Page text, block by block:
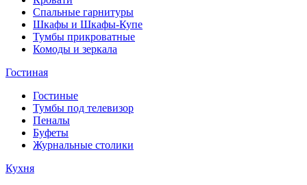
Спальные гарнитуры
Шкафы и Шкафы-Купе
Тумбы прикроватные
Комоды и зеркала
Гостиная
Гостиные
Тумбы под телевизор
Пеналы
Буфеты
Журнальные столики
Кухня